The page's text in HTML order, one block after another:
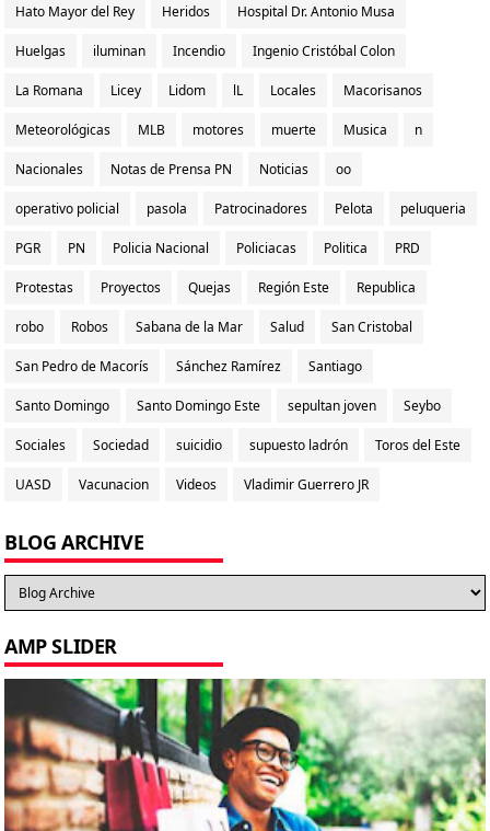
Hato Mayor del Rey Heridos Hospital Dr. Antonio Musa
Huelgas iluminan Incendio Ingenio Cristóbal Colon
La Romana Licey Lidom lL Locales Macorisanos
Meteorológicas MLB motores muerte Musica n
Nacionales Notas de Prensa PN Noticias oo
operativo policial pasola Patrocinadores Pelota peluqueria
PGR PN Policia Nacional Policiacas Politica PRD
Protestas Proyectos Quejas Región Este Republica
robo Robos Sabana de la Mar Salud San Cristobal
San Pedro de Macorís Sánchez Ramírez Santiago
Santo Domingo Santo Domingo Este sepultan joven Seybo
Sociales Sociedad suicidio supuesto ladrón Toros del Este
UASD Vacunacion Videos Vladimir Guerrero JR
BLOG ARCHIVE
AMP SLIDER